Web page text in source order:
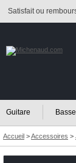
Satisfait ou
Guitare Basse
Accueil >Accessoires >